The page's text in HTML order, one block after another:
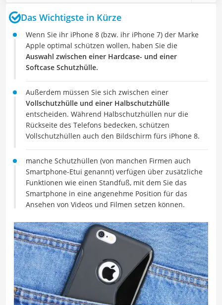
Das Wichtigste in Kürze
Wenn Sie ihr iPhone 8 (bzw. ihr iPhone 7) der Marke
Apple optimal schützen wollen, haben Sie die
Auswahl zwischen einer Hardcase- und einer
Softcase Schutzhülle.
Außerdem müssen Sie sich zwischen einer
Vollschutzhülle und einer Halbschutzhülle
entscheiden. Während Halbschutzhüllen nur die
Rückseite des Telefons bedecken, schützen
Vollschutzhüllen auch den Bildschirm fürs iPhone 8.
manche Schutzhüllen (von manchen Firmen auch
Smartphone-Etui genannt) verfügen über zusätzliche
Funktionen wie einen Standfuß, mit dem Sie das
Smartphone in eine angenehme Position für das
Ansehen von Videos und Filmen setzen können.